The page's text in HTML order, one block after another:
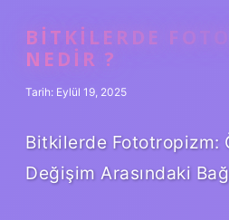
BITKILERDE
NEDIR ?
Tarih: Eylül 19, 2025
Bitkilerde Fototropizm:
Değişim Arasındaki